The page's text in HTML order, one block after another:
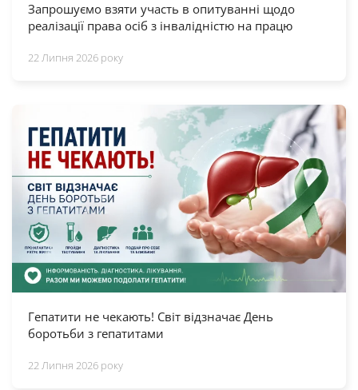
Запрошуємо взяти участь в опитуванні щодо
реалізації права осіб з інвалідністю на працю
22 Липня 2026 року
Гепатити не чекають! Світ відзначає День
боротьби з гепатитами
22 Липня 2026 року